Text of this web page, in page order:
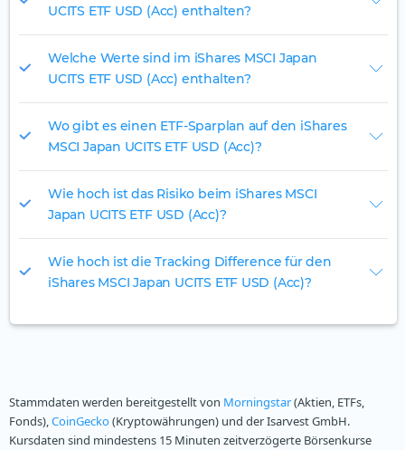
UCITS ETF USD (Acc) enthalten?
Welche Werte sind im iShares MSCI Japan
UCITS ETF USD (Acc) enthalten?
Wo gibt es einen ETF-Sparplan auf den iShares
MSCI Japan UCITS ETF USD (Acc)?
Wie hoch ist das Risiko beim iShares MSCI
Japan UCITS ETF USD (Acc)?
Wie hoch ist die Tracking Difference für den
iShares MSCI Japan UCITS ETF USD (Acc)?
Stammdaten werden bereitgestellt von Morningstar(Aktien, ETFs,
Fonds),CoinGecko(Kryptowährungen) und der Isarvest GmbH.
Kursdaten sind mindestens 15 Minuten zeitverzögerte Börsenkurse